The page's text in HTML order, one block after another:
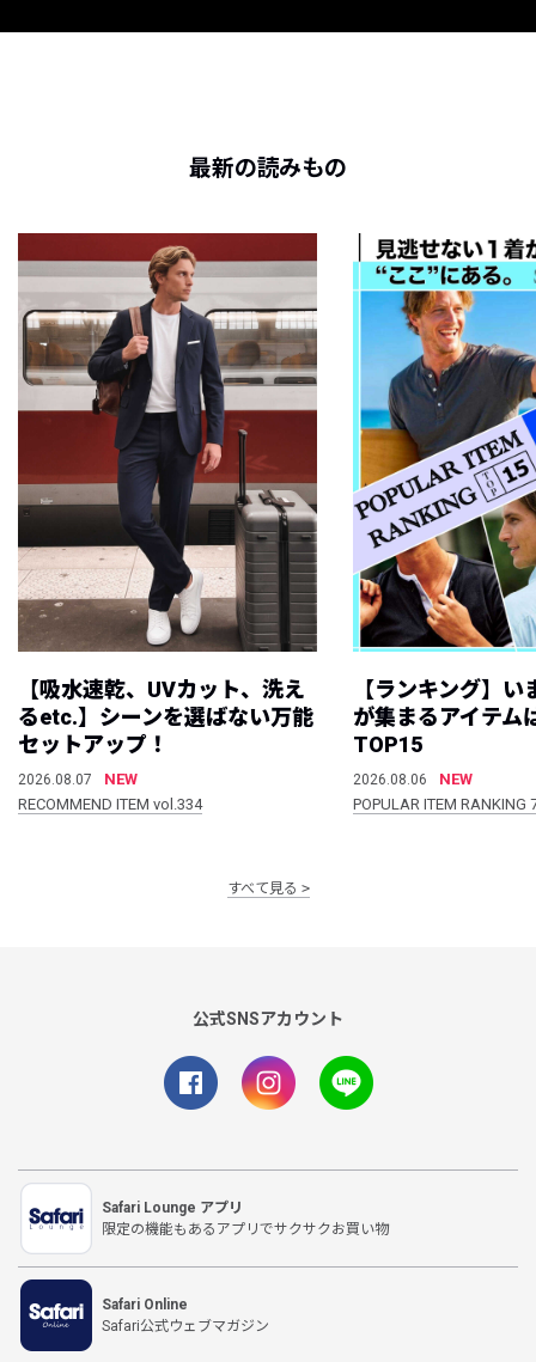
最新の読みもの
【吸水速乾、UVカット、洗え
るetc.】シーンを選ばない万能
セットアップ！
2026.08.07
NEW
RECOMMEND ITEM vol.334
【ランキング】
が集まるアイテム
TOP15
2026.08.06
NEW
POPULAR ITEM
すべて見る
公式SNSアカウント
Safari Lounge アプリ
限定の機能もあるアプリでサクサクお買い物
Safari Online
Safari公式ウェブマガジン